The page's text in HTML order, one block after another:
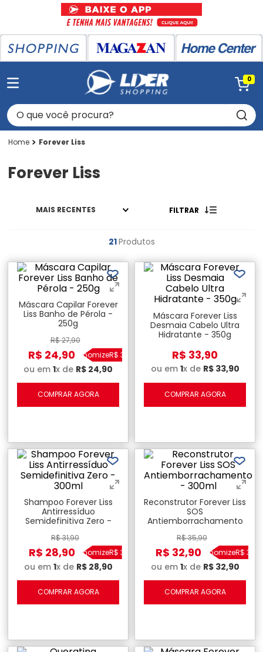
0
O que você procura?
Forever Liss
Forever Liss
MAIS RECENTES FILTRAR
21Produtos
Máscara Capilar Forever
Liss Banho de Pérola -
250g
R$27,90
R$ 24,90EconomizeR$ 3
ou em 1x de R$ 24,90
COMPRAR AGORA
Máscara Forever Liss
Desmaia Cabelo Ultra
Hidratante - 350g
R$ 33,90
ou em 1x de R$ 33,90
COMPRAR AGORA
Shampoo Forever Liss
Antirressíduo
Semidefinitiva Zero -
R$31,90
R$ 28,90EconomizeR$ 3
ou em 1x de R$ 28,90
COMPRAR AGORA
Reconstrutor Forever Liss
SOS
Antiemborrachamento
R$35,90
R$ 32,90EconomizeR$ 3
ou em 1x de R$ 32,90
COMPRAR AGORA